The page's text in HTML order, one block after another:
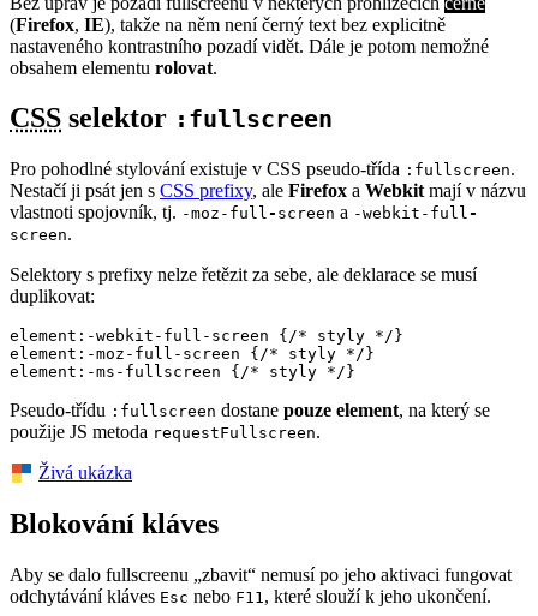
(Firefox, IE), takže na něm není černý text bez explicitně
nastaveného kontrastního pozadí vidět. Dále je potom nemožné
obsahem elementu rolovat.
CSS selektor :fullscreen
Pro pohodlné stylování existuje v CSS pseudo-třída :fullscreen.
Nestačí ji psát jen s CSS prefixy, ale Firefox a Webkit mají v názvu
vlastnoti spojovník, tj. -moz-full- screen a -webkit-full-
screen.
Selektory s prefixy nelze řetězit za sebe, ale deklarace se musí
duplikovat:
element:-webkit-full-screen {/* styly */}
element:-moz-full-screen {/* styly */}
element:-ms-fullscreen {/* styly */}
Pseudo-třídu :fullscreen dostane pouze element, na který se
použije JS metoda requestFullscreen.
Živá ukázka
Blokování kláves
Aby se dalo fullscreenu „zbavit“ nemusí po jeho aktivaci fungovat
odchytávání kláves Esc nebo F11, které slouží k jeho ukončení.